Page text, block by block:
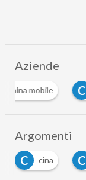
Aziende
china mobile C
Argomenti
C
cina C